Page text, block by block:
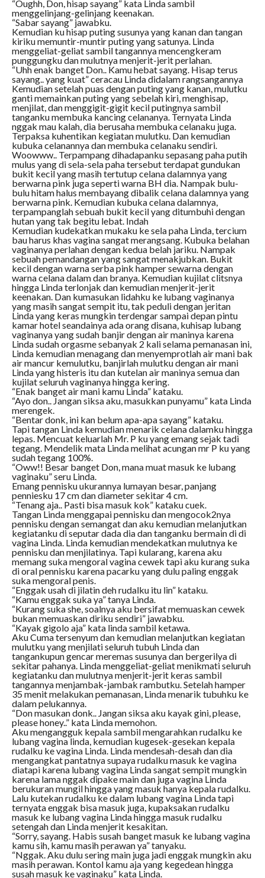
“Oughh, Don, hisap sayang” kata Linda sambil
menggelinjang-gelinjang keenakan.
“Sabar sayang” jawabku.
Kemudian ku hisap puting susunya yang kanan dan tangan
kiriku memuntir-muntir puting yang satunya. Linda
menggeliat-geliat sambil tangannya mencengkeram
punggungku dan mulutnya menjerit-jerit perlahan.
“Uhh enak banget Don.. Kamu hebat sayang. Hisap terus
sayang.. yang kuat” ceracau Linda didalam rangsangannya
Kemudian setelah puas dengan puting yang kanan, mulutku
ganti memainkan puting yang sebelah kiri, menghisap,
menjilat, dan menggigit-gigit kecil putingnya sambil
tanganku membuka kancing celananya. Ternyata Linda
nggak mau kalah, dia berusaha membuka celanaku juga.
Terpaksa kuhentikan kegiatan mulutku. Dan kemudian
kubuka celanannya dan membuka celanaku sendiri.
Woowww.. Terpampang dihadapanku sepasang paha putih
mulus yang di sela-sela paha tersebut terdapat gundukan
bukit kecil yang masih tertutup celana dalamnya yang
berwarna pink juga seperti warna BH dia. Nampak bulu-
bulu hitam halus membayang dibalik celana dalamnya yang
berwarna pink. Kemudian kubuka celana dalamnya,
terpampanglah sebuah bukit kecil yang ditumbuhi dengan
hutan yang tak begitu lebat. Indah
Kemudian kudekatkan mukaku ke sela paha Linda, tercium
bau harus khas vagina sangat merangsang. Kubuka belahan
vaginanya perlahan dengan kedua belah jariku. Nampak
sebuah pemandangan yang sangat menakjubkan. Bukit
kecil dengan warna serba pink hamper sewarna dengan
warna celana dalam dan branya. Kemudian kujilat clitsnya
hingga Linda terlonjak dan kemudian menjerit-jerit
keenakan. Dan kumasukan lidahku ke lubang vaginanya
yang masih sangat sempit itu, tak peduli dengan jeritan
Linda yang keras mungkin terdengar sampai depan pintu
kamar hotel seandainya ada orang disana, kuhisap lubang
vaginanya yang sudah banjir dengan air maninya karena
Linda sudah orgasme sebanyak 2 kali selama pemanasan ini,
Linda kemudian menagang dan menyemprotlah air mani bak
air mancur kemulutku, banjirlah mulutku dengan air mani
Linda yang histeris itu dan kutelan air maninya semua dan
kujilat seluruh vaginanya hingga kering.
“Enak banget air mani kamu Linda” kataku.
“Ayo don.. Jangan siksa aku, masukkan punyamu” kata Linda
merengek.
“Bentar donk, ini kan belum apa-apa sayang” kataku.
Tapi tangan Linda kemudian menarik celana dalamku hingga
lepas. Mencuat keluarlah Mr. P ku yang emang sejak tadi
tegang. Mendelik mata Linda melihat acungan mr P ku yang
sudah tegang 100%.
“Oww!! Besar banget Don, mana muat masuk ke lubang
vaginaku” seru Linda.
Emang pennisku ukurannya lumayan besar, panjang
penniesku 17 cm dan diameter sekitar 4 cm.
“Tenang aja.. Pasti bisa masuk kok” kataku cuek.
Tangan Linda menggapai pennisku dan mengocok2nya
pennisku dengan semangat dan aku kemudian melanjutkan
kegiatanku di seputar dada dia dan tanganku bermain di di
vagina Linda. Linda kemudian mendekatkan mulutnya ke
pennisku dan menjilatinya. Tapi kularang, karena aku
memang suka mengoral vagina cewek tapi aku kurang suka
di oral pennisku karena pacarku yang dulu paling enggak
suka mengoral penis.
“Enggak usah di jilatin deh rudalku itu lin” kataku.
“Kamu enggak suka ya” tanya Linda.
“Kurang suka she, soalnya aku bersifat memuaskan cewek
bukan memuaskan diriku sendiri” jawabku.
“Kayak gigolo aja” kata linda sambil ketawa.
Aku Cuma tersenyum dan kemudian melanjutkan kegiatan
mulutku yang menjilati seluruh tubuh Linda dan
tangankupun gencar meremas susunya dan bergerilya di
sekitar pahanya. Linda menggeliat-geliat menikmati seluruh
kegiatanku dan mulutnya menjerit-jerit keras sambil
tangannya menjambak-jambak rambutku. Setelah hamper
35 menit melakukan pemanasan, Linda menarik tubuhku ke
dalam pelukannya.
“Don masukan donk.. Jangan siksa aku kayak gini, please,
please honey..” kata Linda memohon.
Aku mengangguk kepala sambil mengarahkan rudalku ke
lubang vagina linda, kemudian kugesek-gesekan kepala
rudalku ke vagina Linda. Linda mendesah-desah dan dia
mengangkat pantatnya supaya rudalku masuk ke vagina
diatapi karena lubang vagina Linda sangat sempit mungkin
karena lama nggak dipake main dan juga vagina Linda
berukuran mungil hingga yang masuk hanya kepala rudalku.
Lalu kutekan rudalku ke dalam lubang vagina Linda tapi
ternyata enggak bisa masuk juga, kupaksakan rudalku
masuk ke lubang vagina Linda hingga masuk rudalku
setengah dan Linda menjerit kesakitan.
“Sorry, sayang. Habis susah banget masuk ke lubang vagina
kamu sih, kamu masih perawan ya” tanyaku.
“Nggak. Aku dulu sering main juga jadi enggak mungkin aku
masih perawan. Kontol kamu aja yang kegedean hingga
susah masuk ke vaginaku” kata Linda.